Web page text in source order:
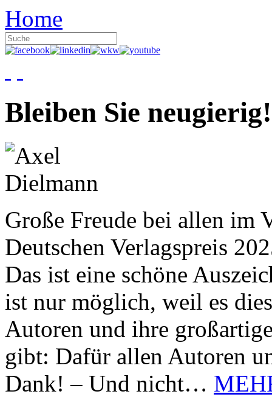
Home
Bleiben Sie neugierig!
Große Freude bei allen im
Deutschen Verlagspreis
Das ist eine schöne
ist nur möglich, weil es
Autoren und ihre
gibt: Dafür allen Autoren
Dank! – Und nicht…